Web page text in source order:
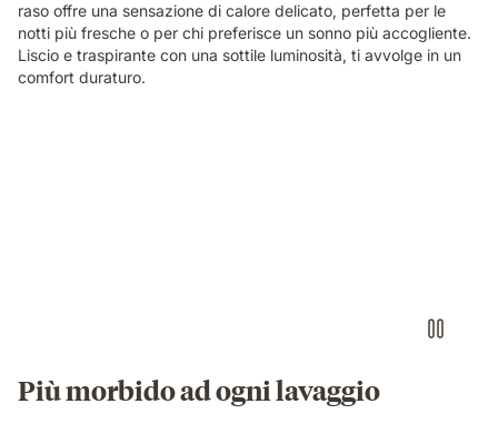
raso offre una sensazione di calore delicato, perfetta per le
notti più fresche o per chi preferisce un sonno più accogliente.
Liscio e traspirante con una sottile luminosità, ti avvolge in un
comfort duraturo.
Più morbido ad ogni lavaggio